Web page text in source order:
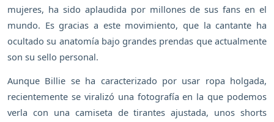
mujeres, ha sido aplaudida por millones de sus fans en el
mundo. Es gracias a este movimiento, que la cantante ha
ocultado su anatomía bajo grandes prendas que actualmente
son su sello personal.
Aunque Billie se ha caracterizado por usar ropa holgada,
recientemente se viralizó una fotografía en la que podemos
verla con una camiseta de tirantes ajustada, unos shorts